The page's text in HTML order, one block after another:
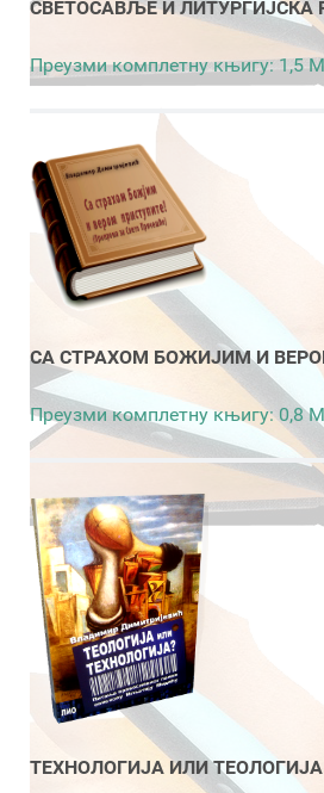
СВЕТОСАВЉЕ И ЛИТУРГИЈСКА
Преузми комплетну књигу: 1,5
СА СТРАХОМ БОЖИЈИМ И
Преузми комплетну књигу: 0,8
ТЕХНОЛОГИЈА ИЛИ ТЕОЛОГИЈА